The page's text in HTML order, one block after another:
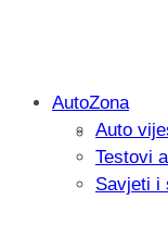
AutoZona
Auto
Testovi
Savjeti i